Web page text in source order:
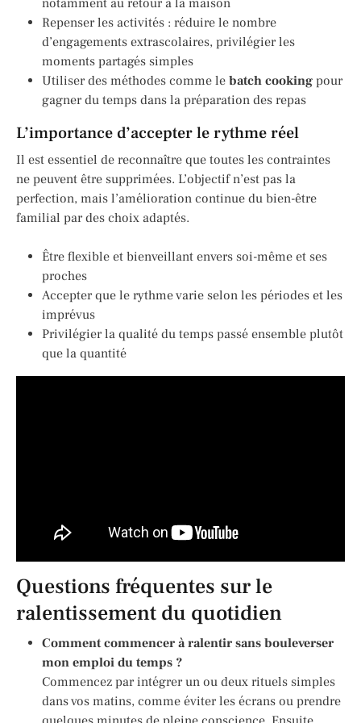
Repenser les activités : réduire le nombre
d’engagements extrascolaires, privilégier les
moments partagés simples
Utiliser des méthodes comme le batch cooking pour
gagner du temps dans la préparation des repas
L’importance d’accepter le rythme réel
Il est essentiel de reconnaître que toutes les contraintes
ne peuvent être supprimées. L’objectif n’est pas la
perfection, mais l’amélioration continue du bien-être
familial par des choix adaptés.
Être flexible et bienveillant envers soi-même et ses
proches
Accepter que le rythme varie selon les périodes et les
imprévus
Privilégier la qualité du temps passé ensemble plutôt
que la quantité
Questions fréquentes sur le
ralentissement du quotidien
Comment commencer à ralentir sans bouleverser
mon emploi du temps ?
Commencez par intégrer un ou deux rituels simples
dans vos matins, comme éviter les écrans ou prendre